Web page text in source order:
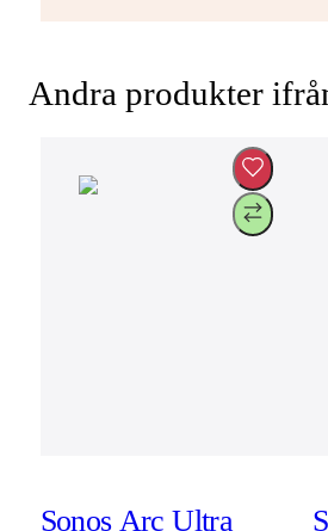
Andra produkter
Sonos Arc Ultra